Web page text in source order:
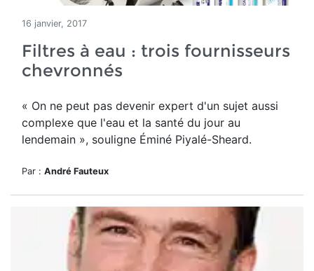
16 janvier, 2017
Filtres à eau : trois fournisseurs
chevronnés
« On ne peut pas devenir expert d'un sujet aussi
complexe que l'eau et la santé du jour au
lendemain », souligne Éminé Piyalé-Sheard.
Par : André Fauteux